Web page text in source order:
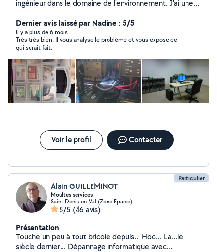
ingénieur dans le domaine de l'environnement. J'ai une
(Illustrator) et la modélisation 3D (Blender). J'aide
souvent ma famille, mes amis et mes voisins lors de la
résolution de divers problèmes en informatique et
j'assemble aussi mes ordinateurs. Je peux vous aider,
vous dépanner en informatique (PC, PC portable, sous
Windows/Mac, installation de divers périphériques) et
sur différents logiciels (suite bureautique,
programmation). Au plaisir de vous rencontrer et vous
aider !
Dernier avis laissé par Nadine : 5/5
Il y a plus de 6 mois
Très très bien. Il vous analyse le problème et vous expose ce
qui serait fait.
Voir le profil Contacter
Particulier
Alain GUILLEMINOT
Moultes services
Saint-Denis-en-Val (Zone Eparse)
5/5 (46 avis)
Présentation
Touche un peu à tout bricole depuis... Hoo... La...le
siècle dernier... Dépannage informatique avec